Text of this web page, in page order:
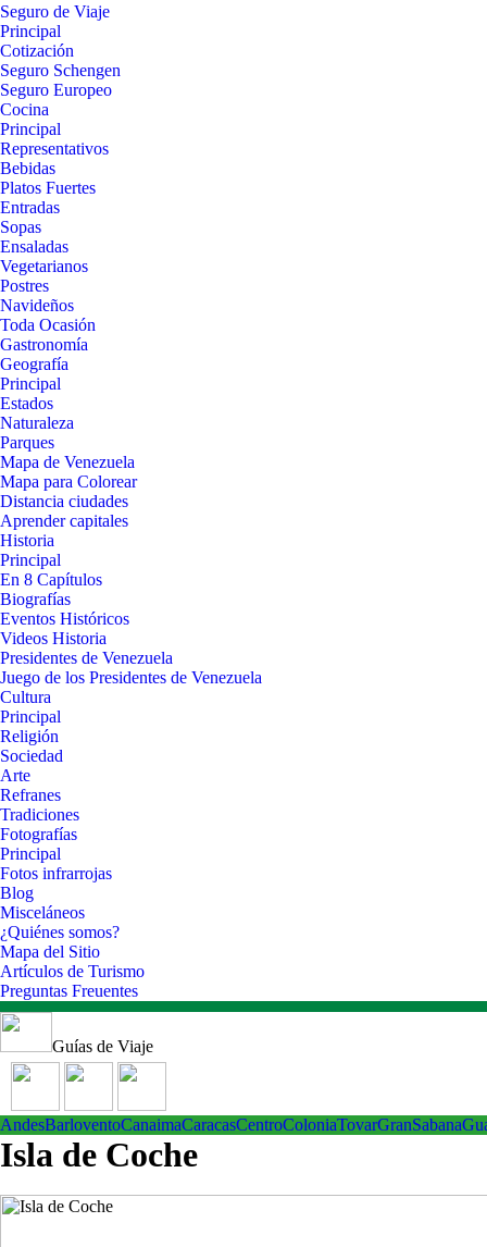
Seguro de Viaje
Principal
Cotización
Seguro Schengen
Seguro Europeo
Cocina
Principal
Representativos
Bebidas
Platos Fuertes
Entradas
Sopas
Ensaladas
Vegetarianos
Postres
Navideños
Toda Ocasión
Gastronomía
Geografía
Principal
Estados
Naturaleza
Parques
Mapa de Venezuela
Mapa para Colorear
Distancia ciudades
Aprender capitales
Historia
Principal
En 8 Capítulos
Biografías
Eventos Históricos
Videos Historia
Presidentes de Venezuela
Juego de los Presidentes de Venezuela
Cultura
Principal
Religión
Sociedad
Arte
Refranes
Tradiciones
Fotografías
Principal
Fotos infrarrojas
Blog
Misceláneos
¿Quiénes somos?
Mapa del Sitio
Artículos de Turismo
Preguntas Freuentes
Guías de Viaje
AndesBarloventoCanaimaCaracasCentroColoniaTovarGranSabana
Isla de Coche